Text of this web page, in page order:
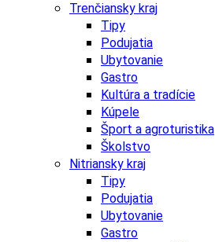
Trenčiansky kraj
Tipy
Podujatia
Ubytovanie
Gastro
Kultúra a tradície
Kúpele
Šport a agroturistika
Školstvo
Nitriansky kraj
Tipy
Podujatia
Ubytovanie
Gastro